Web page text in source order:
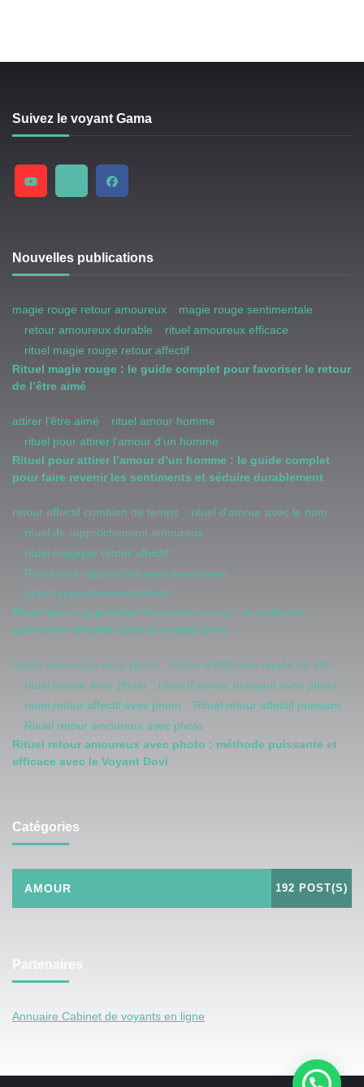
Suivez le voyant Gama
Nouvelles publications
magie rouge retour amoureux
magie rouge sentimentale
retour amoureux durable
rituel amoureux efficace
rituel magie rouge retour affectif
Rituel magie rouge : le guide complet pour favoriser le retour
de l’être aimé
attirer l’être aimé
rituel amour homme
rituel pour attirer l’amour d’un homme
Rituel pour attirer l’amour d’un homme : le guide complet
pour faire revenir les sentiments et séduire durablement
retour affectif combien de temps
rituel d'amour avec le nom
rituel de rapprochement amoureux
rituel magique retour affectif
Rituel pour rapprocher deux personnes
rituel rapprochement affectif
Rituel pour rapprocher deux personnes : la méthode
spirituelle efficace avec le voyant Dovi
retour amoureux avec photo
retour d'affection rapide en 24h
rituel amour avec photo
rituel d amour puissant avec photo
rituel retour affectif avec photo
Rituel retour affectif puissant
Rituel retour amoureux avec photo
Rituel retour amoureux avec photo : méthode puissante et
efficace avec le Voyant Dovi
Catégories
AMOUR 192 POST(S)
Partenaires
Annuaire Cabinet de voyants en ligne